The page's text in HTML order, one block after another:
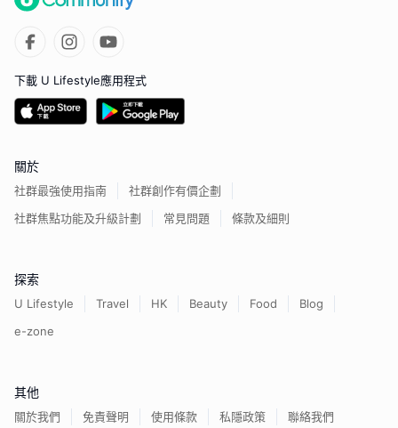
下載 U Lifestyle應用程式
關於
社群最強使用指南
社群創作有價企劃
社群焦點功能及升級計劃
常見問題 條款及細則
探索
U Lifestyle Travel HK Beauty Food
Blog
e-zone
其他
關於我們 免責聲明 使用條款 私隱政策 聯絡我們